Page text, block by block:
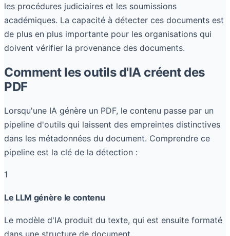
les procédures judiciaires et les soumissions
académiques. La capacité à détecter ces documents est
de plus en plus importante pour les organisations qui
doivent vérifier la provenance des documents.
Comment les outils d'IA créent des
PDF
Lorsqu'une IA génère un PDF, le contenu passe par un
pipeline d'outils qui laissent des empreintes distinctives
dans les métadonnées du document. Comprendre ce
pipeline est la clé de la détection :
1
Le LLM génère le contenu
Le modèle d'IA produit du texte, qui est ensuite formaté
dans une structure de document.